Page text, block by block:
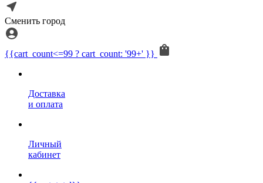
Сменить город
{{cart_count<=99 ? cart_count: '99+' }}
Доставка
и оплата
Личный
кабинет